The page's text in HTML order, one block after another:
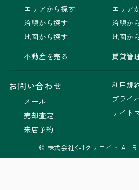
エリアから探す
沿線から探す
地図から探す
不動産を売る
エリア
沿線か
地図か
賃貸管
お問い合わせ
メール
売却査定
来店予約
利用規
プライ
サイト
© 株式会社K-1クリエイト All